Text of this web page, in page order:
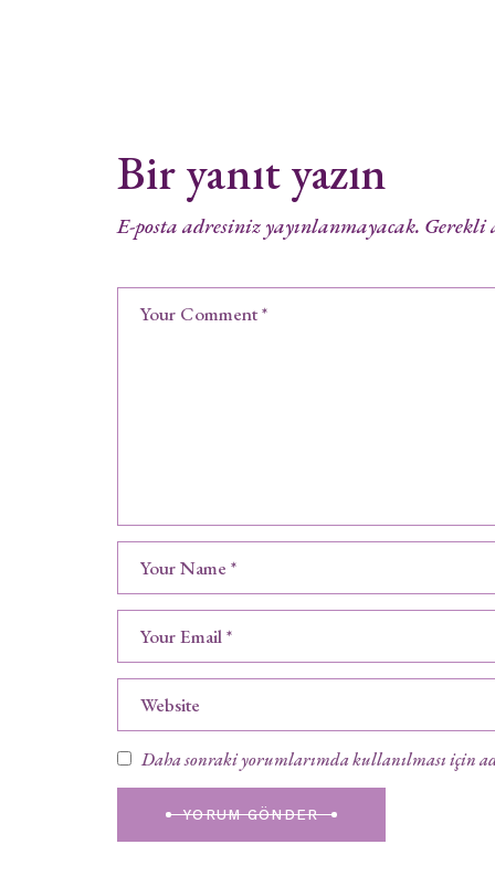
Bir yanıt yazın
E-posta adresiniz yayınlanmayacak.
Daha sonraki yorumlarımda kullanılması için
YORUM GÖNDER